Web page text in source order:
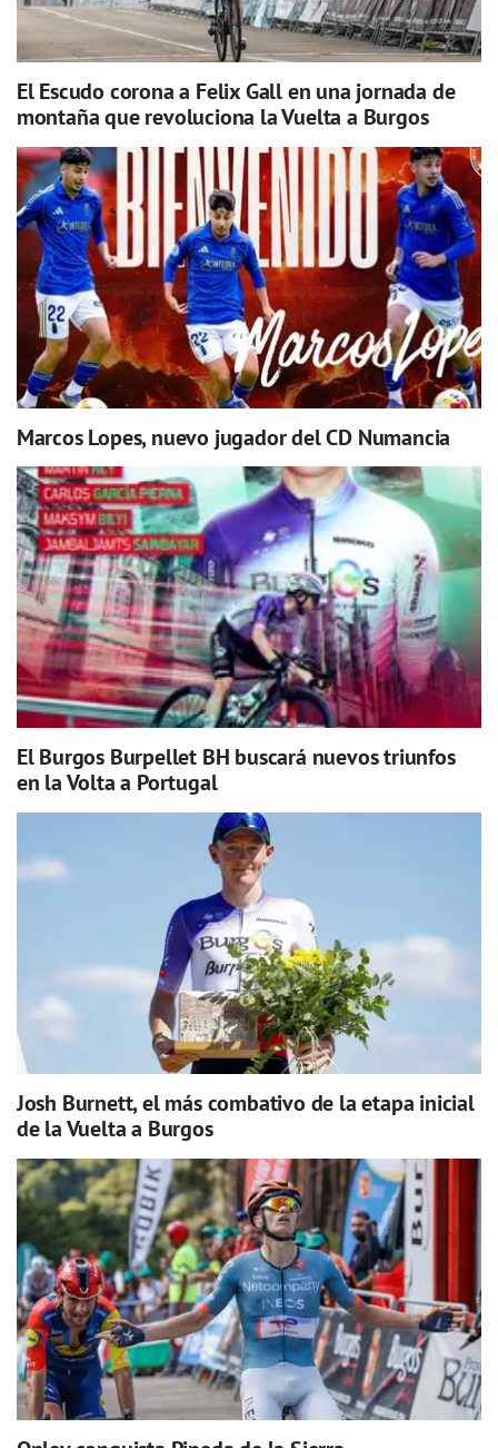
El Escudo corona a Felix Gall en una jornada de
montaña que revoluciona la Vuelta a Burgos
Marcos Lopes, nuevo jugador del CD Numancia
El Burgos Burpellet BH buscará nuevos triunfos
en la Volta a Portugal
Josh Burnett, el más combativo de la etapa inicial
de la Vuelta a Burgos